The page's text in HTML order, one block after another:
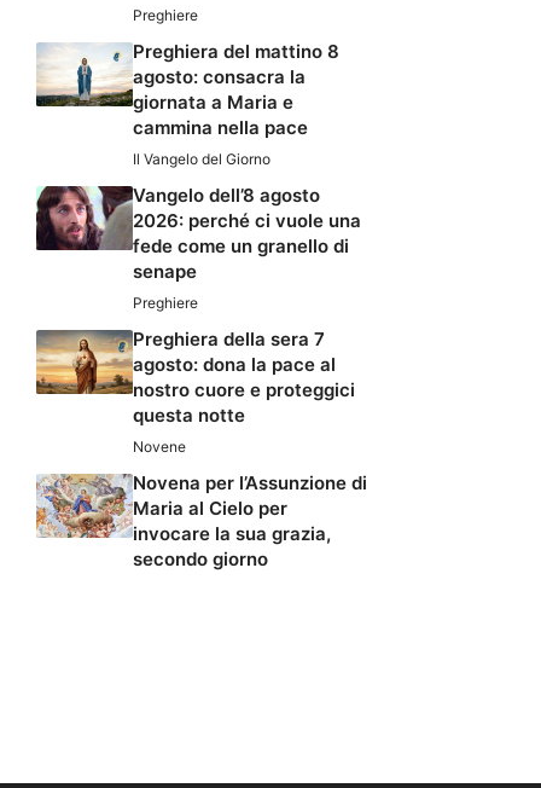
Preghiere
Preghiera del mattino 8
agosto: consacra la
giornata a Maria e
cammina nella pace
Il Vangelo del Giorno
Vangelo dell’8 agosto
2026: perché ci vuole una
fede come un granello di
senape
Preghiere
Preghiera della sera 7
agosto: dona la pace al
nostro cuore e proteggici
questa notte
Novene
Novena per l’Assunzione di
Maria al Cielo per
invocare la sua grazia,
secondo giorno